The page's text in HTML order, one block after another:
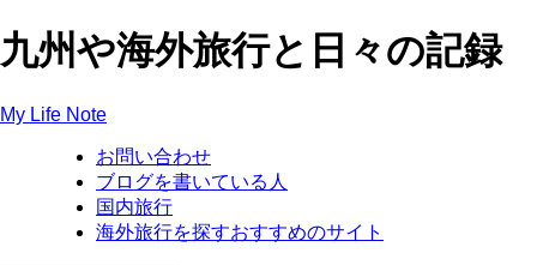
九州や海外旅行と日々の記録
My Life Note
お問い合わせ
ブログを書いている人
国内旅行
海外旅行を探すおすすめのサイト